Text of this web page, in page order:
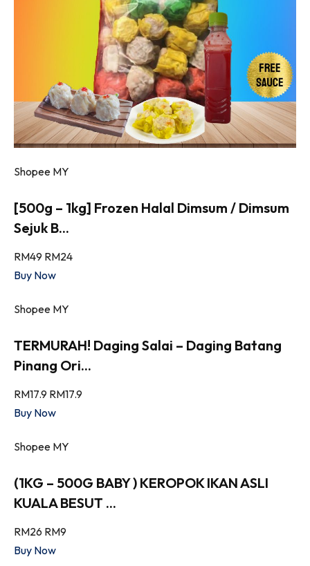
Shopee MY
[500g – 1kg] Frozen Halal Dimsum / Dimsum
Sejuk B...
RM49 RM24
Buy Now
Shopee MY
TERMURAH! Daging Salai – Daging Batang
Pinang Ori...
RM17.9 RM17.9
Buy Now
Shopee MY
(1KG – 500G BABY ) KEROPOK IKAN ASLI
KUALA BESUT ...
RM26 RM9
Buy Now